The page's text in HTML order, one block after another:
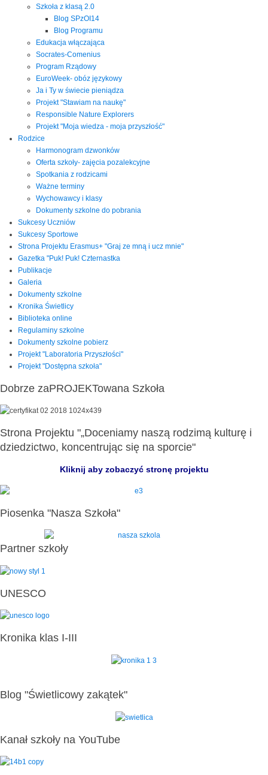
Szkoła z klasą 2.0
Blog SPzOI14
Blog Programu
Edukacja włączająca
Socrates-Comenius
Program Rządowy
EuroWeek- obóz językowy
Ja i Ty w świecie pieniądza
Projekt "Stawiam na naukę"
Responsible Nature Explorers
Projekt "Moja wiedza - moja przyszłość"
Rodzice
Harmonogram dzwonków
Oferta szkoły- zajęcia pozalekcyjne
Spotkania z rodzicami
Ważne terminy
Wychowawcy i klasy
Dokumenty szkolne do pobrania
Sukcesy Uczniów
Sukcesy Sportowe
Strona Projektu Erasmus+ "Graj ze mną i ucz mnie"
Gazetka "Puk! Puk! Czternastka
Publikacje
Galeria
Dokumenty szkolne
Kronika Świetlicy
Biblioteka online
Regulaminy szkolne
Dokumenty szkolne pobierz
Projekt "Laboratoria Przyszłości"
Projekt "Dostępna szkoła"
Dobrze zaPROJEKTowana Szkoła
Strona Projektu "„Doceniamy naszą rodzimą kulturę i
dziedzictwo, koncentrując się na sporcie"
Kliknij aby zobaczyć stronę projektu
Piosenka "Nasza Szkoła"
Partner szkoły
UNESCO
Kronika klas I-III
Blog "Świetlicowy zakątek"
Kanał szkoły na YouTube